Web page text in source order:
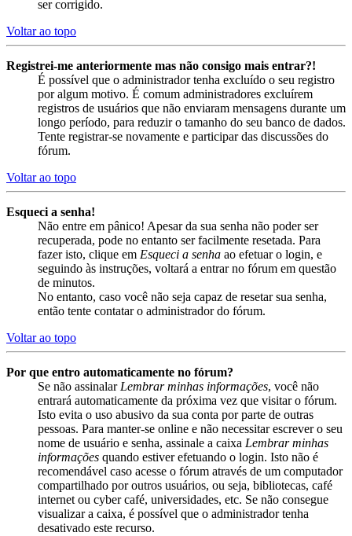
ser corrigido.
Voltar ao topo
Registrei-me anteriormente mas não consigo mais entrar?!
É possível que o administrador tenha excluído o seu registro
por algum motivo. É comum administradores excluírem
registros de usuários que não enviaram mensagens durante um
longo período, para reduzir o tamanho do seu banco de dados.
Tente registrar-se novamente e participar das discussões do
fórum.
Voltar ao topo
Esqueci a senha!
Não entre em pânico! Apesar da sua senha não poder ser
recuperada, pode no entanto ser facilmente resetada. Para
fazer isto, clique em Esqueci a senha ao efetuar o login, e
seguindo às instruções, voltará a entrar no fórum em questão
de minutos.
No entanto, caso você não seja capaz de resetar sua senha,
então tente contatar o administrador do fórum.
Voltar ao topo
Por que entro automaticamente no fórum?
Se não assinalar Lembrar minhas informações, você não
entrará automaticamente da próxima vez que visitar o fórum.
Isto evita o uso abusivo da sua conta por parte de outras
pessoas. Para manter-se online e não necessitar escrever o seu
nome de usuário e senha, assinale a caixa Lembrar minhas
informações quando estiver efetuando o login. Isto não é
recomendável caso acesse o fórum através de um computador
compartilhado por outros usuários, ou seja, bibliotecas, café
internet ou cyber café, universidades, etc. Se não consegue
visualizar a caixa, é possível que o administrador tenha
desativado este recurso.